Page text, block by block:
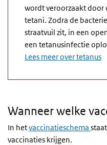
wordt veroorzaakt door
tetani. Zodra de
straatvuil zit, in een
een tetanusinfectie
Lees meer over tetanus
Wanneer welke
In hetvaccinatieschema
vaccinaties krijgen.